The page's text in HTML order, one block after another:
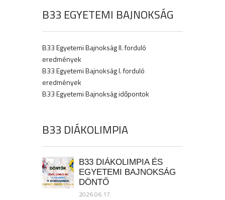
B33 EGYETEMI BAJNOKSÁG
B33 Egyetemi Bajnokság II. forduló
eredmények
B33 Egyetemi Bajnokság I. forduló
eredmények
B33 Egyetemi Bajnokság időpontok
B33 DIÁKOLIMPIA
B33 DIÁKOLIMPIA ÉS
EGYETEMI BAJNOKSÁG
DÖNTŐ
2026.06.17.